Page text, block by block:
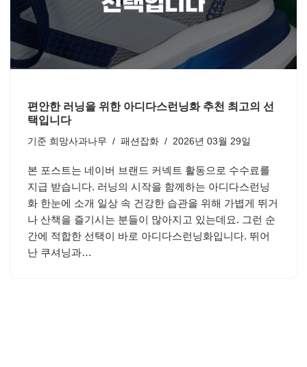
편안한 러닝을 위한 아디다스런닝화 추천 최고의 선
택입니다
기준 희망사과나무 패션잡화 2026년 03월 29일
본 포스트는 네이버 브랜드 커넥트 활동으로 수수료를
지급 받습니다. 러닝의 시작을 함께하는 아디다스런닝
화 한눈에 소개 일상 속 건강한 습관을 위해 가볍게 뛰거
나 산책을 즐기시는 분들이 많아지고 있는데요. 그런 순
간에 적합한 선택이 바로 아디다스런닝화입니다. 뛰어
난 쿠셔닝과…